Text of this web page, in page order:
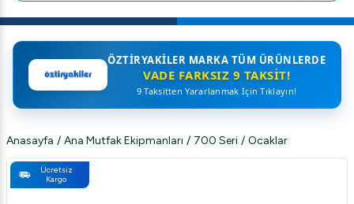
ÖZTIRYAKILER MARKA TÜM ÜRÜNLERDE
VADE FARKSIZ 9 TAKSIT!
9 Taksitten Yararlanmak İçin Tıklayın!
Anasayfa / Ana Mutfak Ekipmanları / 700 Seri / Ocaklar
Ücretsiz
Kargo